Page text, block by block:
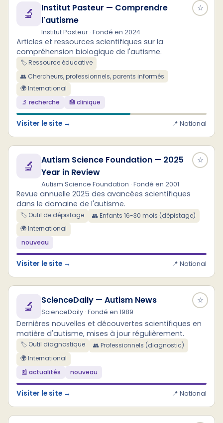
☆
🔬
Institut Pasteur — Comprendre
l'autisme
Institut Pasteur · Fondé en 2024
Articles et ressources scientifiques sur la
compréhension biologique de l'autisme.
🏷️ Ressource éducative
👥 Chercheurs, professionnels, parents informés
🌍 International
🔬 recherche
🏥 clinique
Visiter le site → 📍 National
☆
🔬
Autism Science Foundation — 2025
Year in Review
Autism Science Foundation · Fondé en 2001
Revue annuelle 2025 des avancées scientifiques
dans le domaine de l'autisme.
🏷️ Outil de dépistage
👥 Enfants 16-30 mois (dépistage)
🌍 International
nouveau
Visiter le site → 📍 National
☆
🔬 ScienceDaily — Autism News
ScienceDaily · Fondé en 1989
Dernières nouvelles et découvertes scientifiques en
matière d'autisme, mises à jour régulièrement.
🏷️ Outil diagnostique
👥 Professionnels (diagnostic)
🌍 International
📰 actualités
nouveau
Visiter le site → 📍 National